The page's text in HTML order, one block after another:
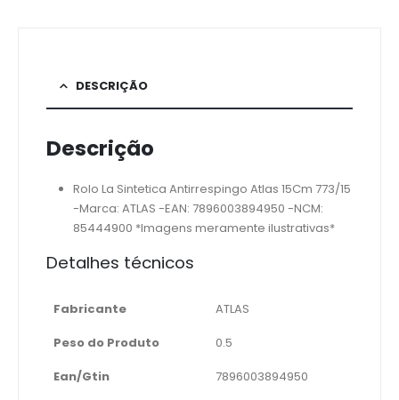
DESCRIÇÃO
Descrição
Rolo La Sintetica Antirrespingo Atlas 15Cm 773/15
-Marca: ATLAS -EAN: 7896003894950 -NCM:
85444900 *Imagens meramente ilustrativas*
Detalhes técnicos
Fabricante
ATLAS
Peso do Produto
0.5
Ean/Gtin
7896003894950